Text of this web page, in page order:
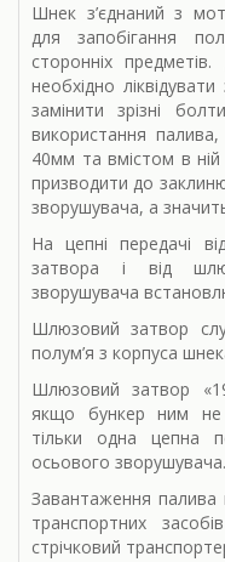
Шнек з’єднаний з
для запобігання
сторонніх
необхідно
замінити зрізні
використання
40мм та вмістом в ній
призводити до
зворушувача, а
На цепні передачі
затвора і від
зворушувача
Шлюзовий затвор
полум’я з корпуса
Шлюзовий затвор
якщо бункер ним не
тільки одна цепна
осьового зворушувача.
Завантаження
транспортних
стрічковий